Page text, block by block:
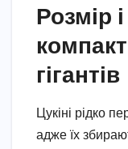
Розмір
гігантів
Цукіні рідко
адже їх